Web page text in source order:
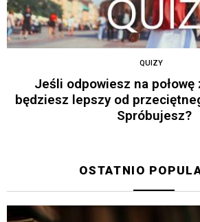
QUIZY
Jeśli odpowiesz na połowę
będziesz lepszy od
Spróbujesz?
OSTATNIO